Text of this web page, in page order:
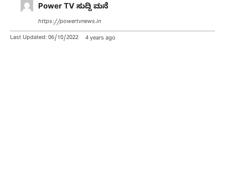
Power TV ಸುದ್ದಿ ಮನೆ
https://powertvnews.in
Last Updated: 06/10/2022 4 years ago